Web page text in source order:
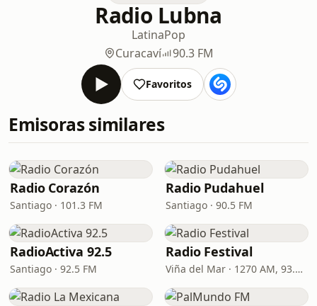
Radio Lubna
LatinaPop
Curacaví
90.3 FM
Favoritos
Emisoras similares
Radio Corazón
Santiago · 101.3 FM
Radio Pudahuel
Santiago · 90.5 FM
RadioActiva 92.5
Santiago · 92.5 FM
Radio Festival
Viña del Mar · 1270 AM, 93.7 FM